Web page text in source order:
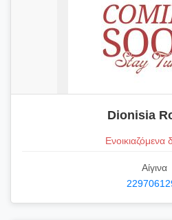
Dionisia
Ενοικιαζόμενα
Αίγινα